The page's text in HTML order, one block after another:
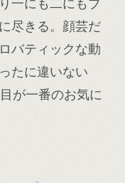
一にも二にもブ
尽きる。顔芸だ
バティックな動
たに違いない
が一番のお気に